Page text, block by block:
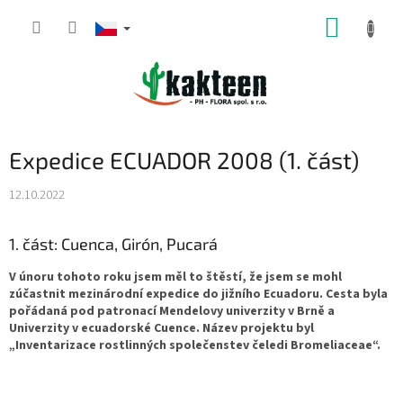
Expedice ECUADOR 2008 (1. část)
12.10.2022
1. část: Cuenca, Girón, Pucará
V únoru tohoto roku jsem měl to štěstí, že jsem se mohl
zúčastnit mezinárodní expedice do jižního Ecuadoru. Cesta byla
pořádaná pod patronací Mendelovy univerzity v Brně a
Univerzity v ecuadorské Cuence. Název projektu byl
„Inventarizace rostlinných společenstev čeledi Bromeliaceae“.